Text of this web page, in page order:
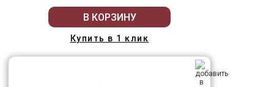
В КОРЗИНУ
Купить в 1 клик